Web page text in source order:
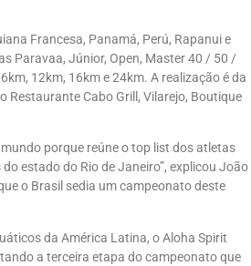
Francesa, Panamá, Perú, Rapanui e
Paravaa, Júnior, Open, Master 40 / 50 /
12km, 16km e 24km. A realização é da
Restaurante Cabo Grill, Vilarejo, Boutique
porque reúne o top list dos atletas
estado do Rio de Janeiro”, explicou João
o Brasil sedia um campeonato deste
da América Latina, o Aloha Spirit
a terceira etapa do campeonato que